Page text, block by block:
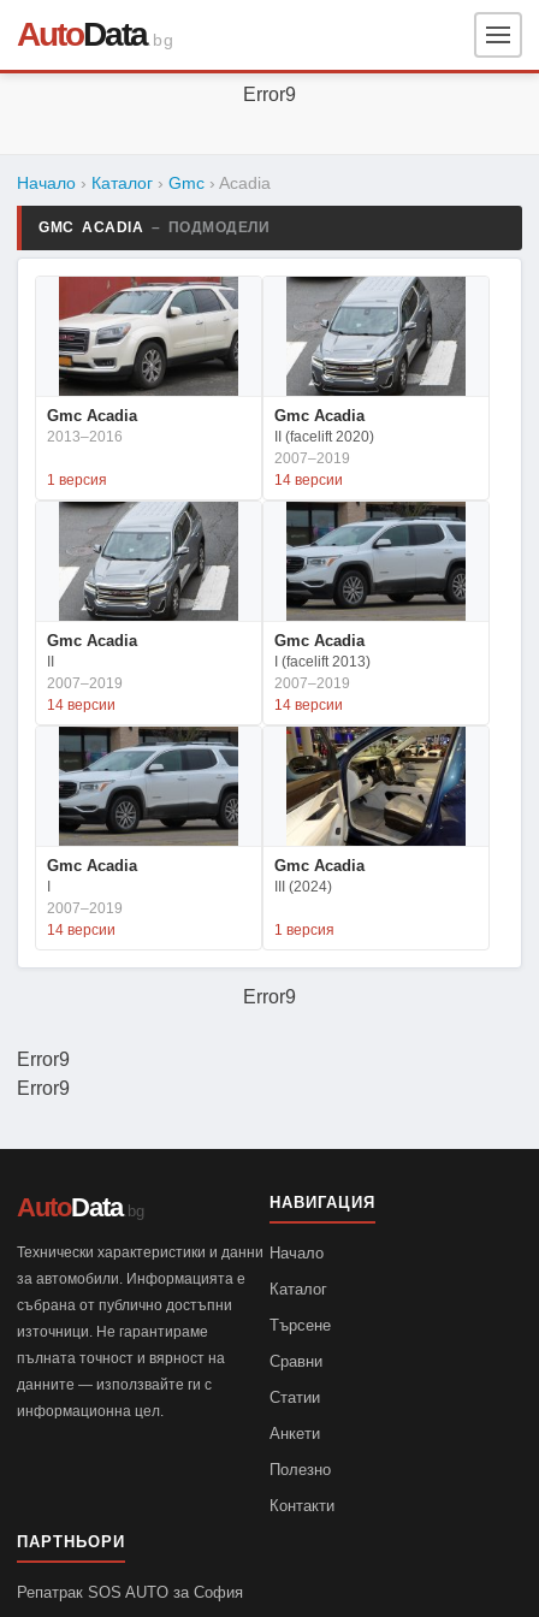
AutoData.bg
Error9
Error9
Начало › Каталог › Gmc › Acadia
GMC ACADIA – ПОДМОДЕЛИ
Gmc Acadia
2013–2016
1 версия
Gmc Acadia
II (facelift 2020)
2007–2019
14 версии
Gmc Acadia
2007–2019
14 версии
Gmc Acadia
I (facelift 2013)
2007–2019
14 версии
Gmc Acadia
2007–2019
14 версии
Gmc Acadia
III (2024)
1 версия
Error9
Error9
AutoData.bg
Технически характеристики и данни
за автомобили. Информацията е
събрана от публично достъпни
източници. Не гарантираме
пълната точност и вярност на
данните — използвайте ги с
информационна цел.
НАВИГАЦИЯ
Начало
Каталог
Търсене
Сравни
Статии
Анкети
Полезно
Контакти
ПАРТНЬОРИ
Репатрак SOS AUTO за София